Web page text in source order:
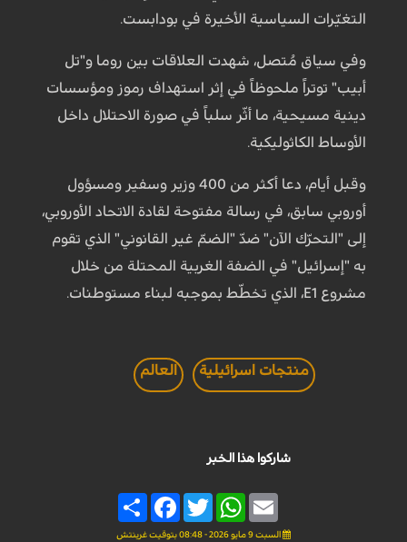
التغيّرات السياسية الأخيرة في بودابست.
وفي سياق مُتصل، شهدت العلاقات بين روما و"تل
أبيب" توتراً ملحوظاً في إثر استهداف رموز ومؤسسات
دينية مسيحية، ما أثّر سلباً في صورة الاحتلال داخل
الأوساط الكاثوليكية.
وقبل أيام، دعا أكثر من 400 وزير وسفير ومسؤول
أوروبي سابق، في رسالة مفتوحة لقادة الاتحاد الأوروبي،
إلى "التحرّك الآن" ضدّ "الضمّ غير القانوني" الذي تقوم
به "إسرائيل" في الضفة الغربية المحتلة من خلال
مشروع E1، الذي تخطّط بموجبه لبناء مستوطنات.
منتجات اسرائيلية العالم
شاركوا هذا الخبر
Share
FacebookTwitter
WhatsAppEmail
السبت 9 مايو 2026 - 08:48 بتوقيت غرينتش